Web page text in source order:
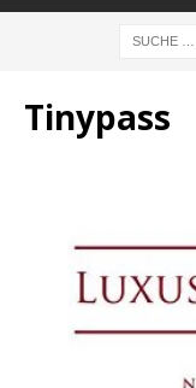
Tinypass